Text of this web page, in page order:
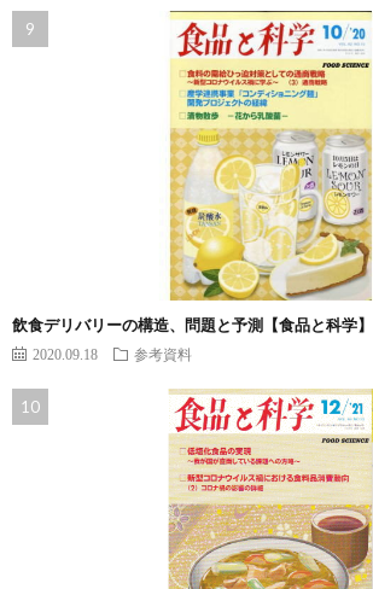
飲食デリバリーの構造、問題と予測【食品と科学】
2020.09.18 参考資料